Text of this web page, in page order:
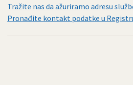
Tražite nas da ažuriramo adresu
Pronađite kontakt podatke u